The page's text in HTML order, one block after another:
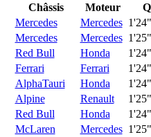
Châssis Moteur
Mercedes Mercedes
Mercedes Mercedes
Red Bull Honda
Ferrari Ferrari
AlphaTauri Honda
Alpine Renault
Red Bull Honda
McLaren Mercedes